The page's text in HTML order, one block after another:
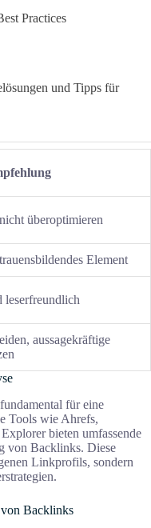
Practices
und Tipps für
überoptimieren
Element
leserfreundlich
aussagekräftige
für eine
Tools wie Ahrefs,
bieten umfassende
von Backlinks. Diese
Linkprofils, sondern
Backlinks